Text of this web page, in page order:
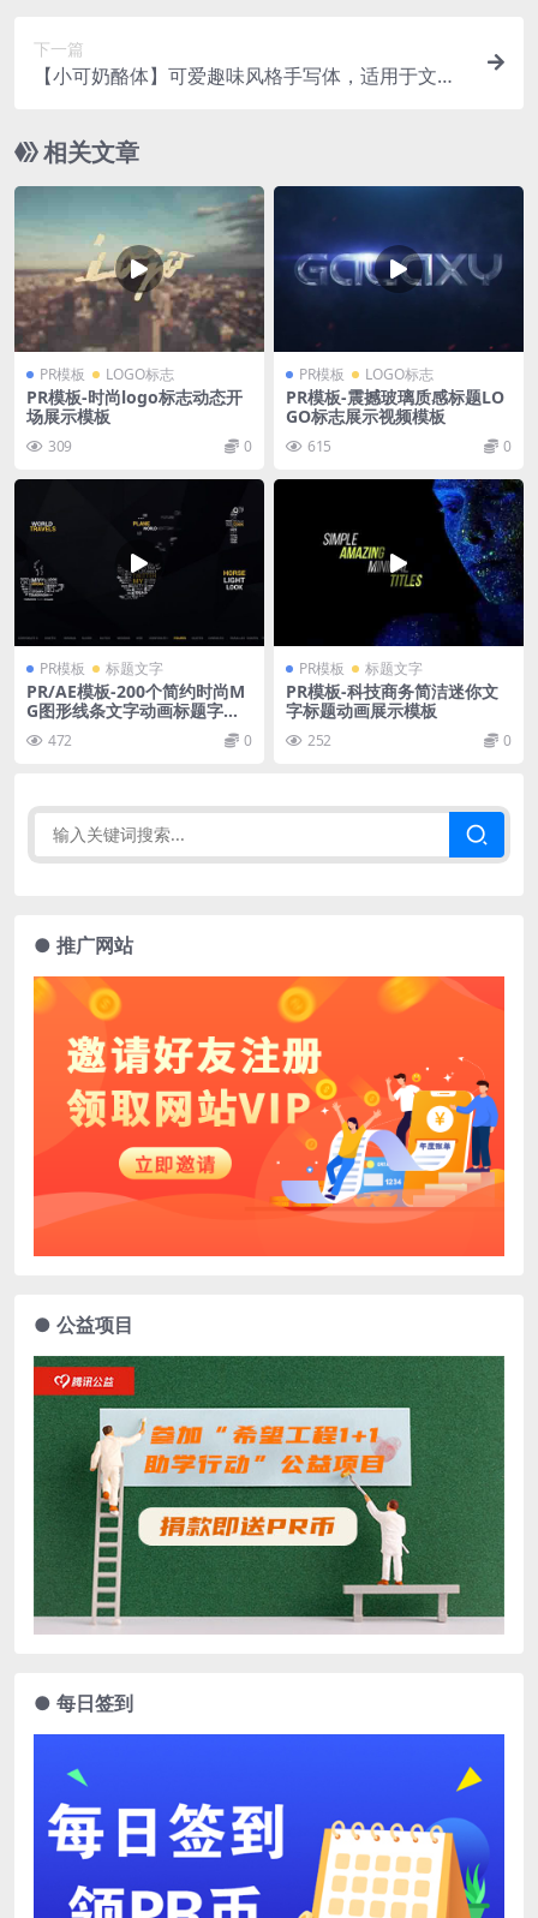
下一篇
【小可奶酪体】可爱趣味风格手写体，适用于文艺
相关文章
PR模板 LOGO标志
PR模板-时尚logo标志动态开
场展示模板
309 0
PR模板 LOGO标志
PR模板-震撼玻璃质感标题LO
GO标志展示视频模板
615 0
PR模板 标题文字
PR/AE模板-200个简约时尚M
G图形线条文字动画标题字幕
条视频模板
472 0
PR模板 标题文字
PR模板-科技商务简洁迷你文
字标题动画展示模板
252 0
● 推广网站
● 公益项目
● 每日签到